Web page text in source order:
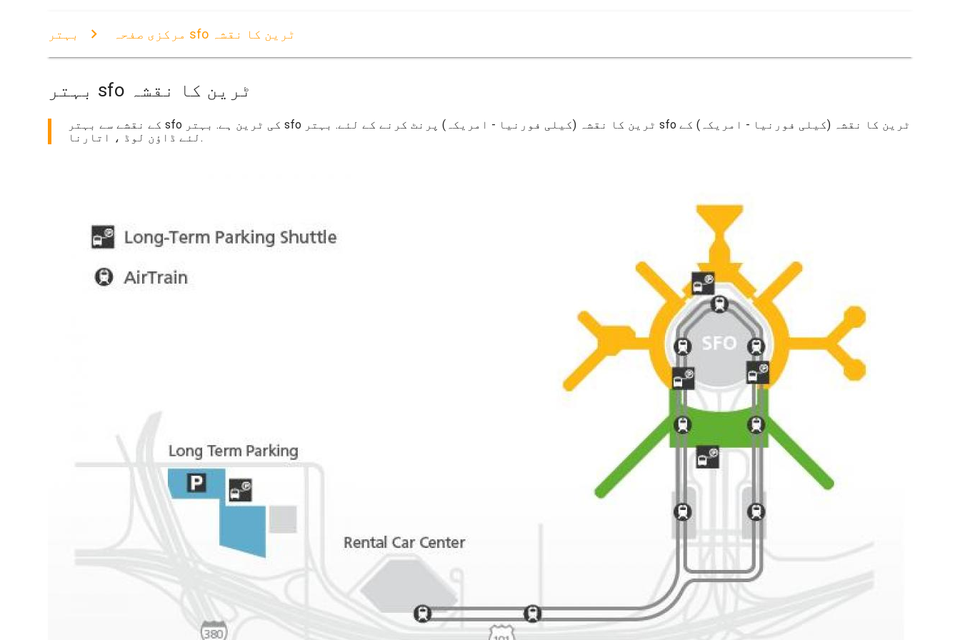
مرکزی صفحہ بہتر sfo ٹرین کا نقشہ
بہتر sfo ٹرین کا نقشہ
کے نقشے سے بہتر sfo کی ٹرین ہے. بہتر sfo ٹرین کا نقشہ (کیلی فورنیا - امریکہ) پرنٹ کرنے کے لئے. بہتر sfo ٹرین کا نقشہ (کیلی فورنیا - امریکہ) کے
لئے ڈاؤن لوڈ ، اتارنا.